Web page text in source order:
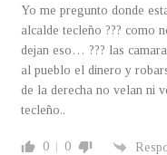
Yo me pregunto donde
alcalde tecleño ??? como
dejan eso… ??? las
al pueblo el dinero y
de la derecha no velan ni
tecleño..
0 0